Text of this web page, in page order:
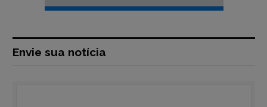
Envie sua notícia